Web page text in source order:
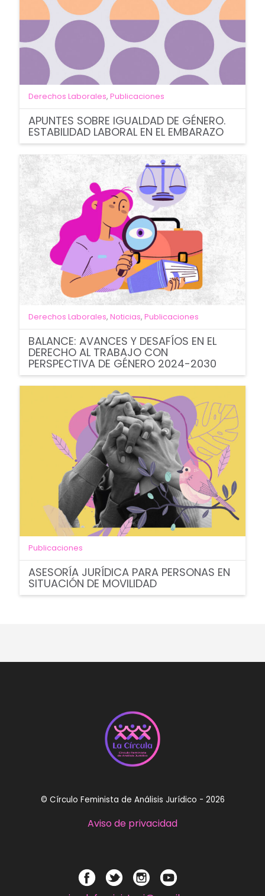
Derechos Laborales, Publicaciones
APUNTES SOBRE IGUALDAD DE GÉNERO.
ESTABILIDAD LABORAL EN EL EMBARAZO
Derechos Laborales, Noticias, Publicaciones
BALANCE: AVANCES Y DESAFÍOS EN EL
DERECHO AL TRABAJO CON
PERSPECTIVA DE GÉNERO 2024-2030
Publicaciones
ASESORÍA JURÍDICA PARA PERSONAS EN
SITUACIÓN DE MOVILIDAD
© Círculo Feminista de Análisis Jurídico - 2026
Aviso de privacidad